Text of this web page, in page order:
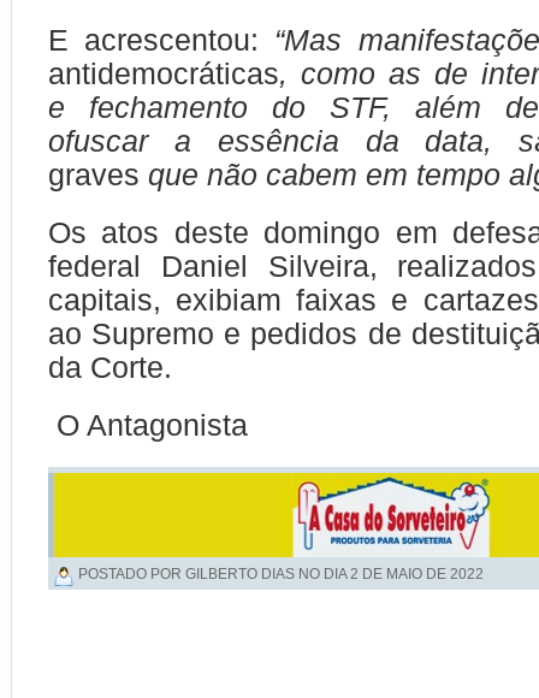
E acrescentou: “Mas
antidemocráticas, como as de
e fechamento do STF, além de
ofuscar a essência da data,
graves que não cabem em tempo
Os atos deste domingo em
federal Daniel Silveira,
capitais, exibiam faixas e
ao Supremo e pedidos de
da Corte.
O Antagonista
POSTADO POR GILBERTO DIAS NO DIA2 DE MAIO DE 2022